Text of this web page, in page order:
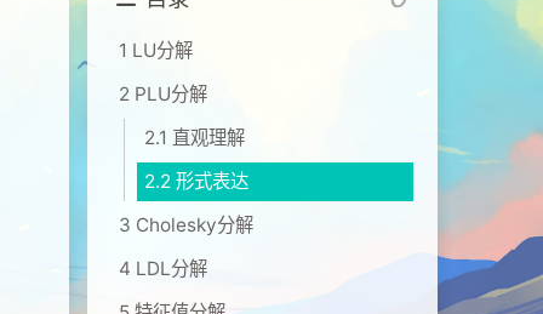
1 LU分解
2 PLU分解
2.1 直观理解
2.2 形式表达
3 Cholesky分解
4 LDL分解